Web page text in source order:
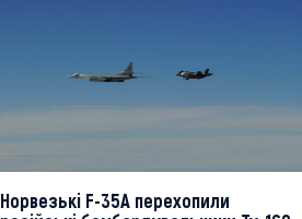
Норвезькі F-35A перехопили